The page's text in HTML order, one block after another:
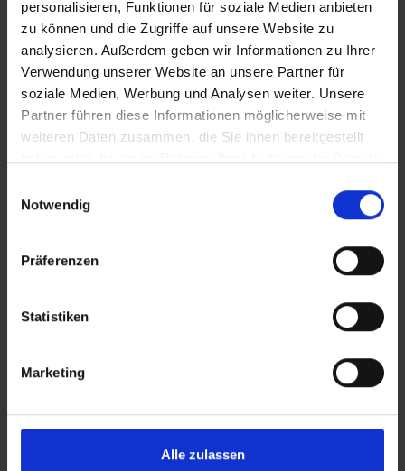
personalisieren, Funktionen für soziale Medien anbieten
zu können und die Zugriffe auf unsere Website zu
analysieren. Außerdem geben wir Informationen zu Ihrer
Verwendung unserer Website an unsere Partner für
soziale Medien, Werbung und Analysen weiter. Unsere
Partner führen diese Informationen möglicherweise mit
weiteren Daten zusammen, die Sie ihnen bereitgestellt
Notwendig
Präferenzen
Statistiken
Marketing
Alle zulassen
Stammdatenformular zur LSB-Aufnahme 93 KB
Gründungsprotokoll Vereine 57 KB
Mustersatzung Vereine 38 KB
Mustervertrag Übungsleitende
Landessportbund